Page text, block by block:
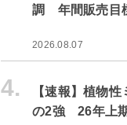
調 年間販売目
2026.08.07
4.
【速報】植物
の2強 26年上